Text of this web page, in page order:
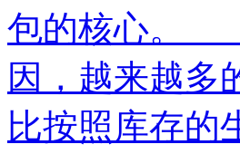
包的核心。
因，越来越多
比按照库存的